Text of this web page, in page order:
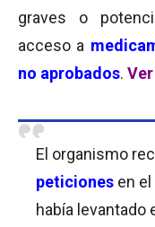
graves o
acceso a
no aprobados.
El organismo
peticiones en el
había levantado